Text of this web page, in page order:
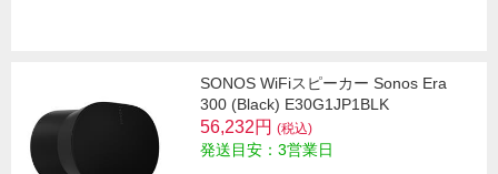
SONOS WiFiスピーカー Sonos Era
300 (Black) E30G1JP1BLK
56,232円 (税込)
発送目安：3営業日